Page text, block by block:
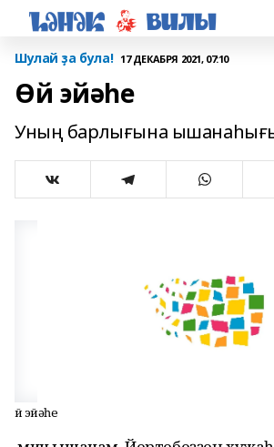
Шулай ҙа була! 17 ДЕКАБРЯ 2021, 07:10
Өй эйәһе
Уның барлығына
Өй эйәһе